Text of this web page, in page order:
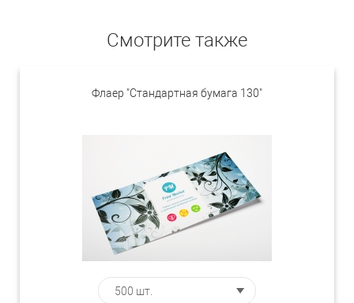
Смотрите также
Флаер "Стандартная бумага 130"